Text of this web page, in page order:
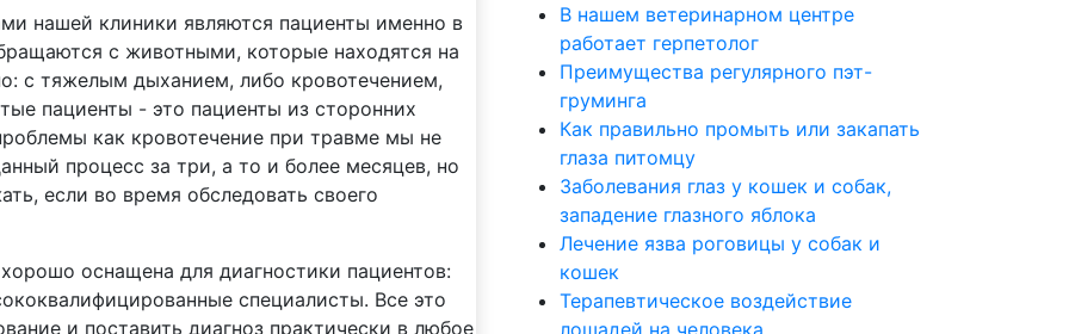
нашей клиники являются пациенты именно в
с животными, которые находятся на
с тяжелым дыханием, либо кровотечением,
пациенты - это пациенты из сторонних
как кровотечение при травме мы не
процесс за три, а то и более месяцев, но
если во время обследовать своего
оснащена для диагностики пациентов:
специалисты. Все это
и поставить диагноз практически в любое
В нашем ветеринарном центре
работает герпетолог
Преимущества регулярного пэт-
груминга
Как правильно промыть или закапать
глаза питомцу
Заболевания глаз у кошек и собак,
западение глазного яблока
Лечение язва роговицы у собак и
кошек
Терапевтическое воздействие
лошадей на человека